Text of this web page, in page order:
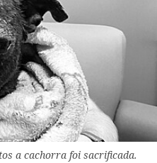
a cachorra foi sacrificada.